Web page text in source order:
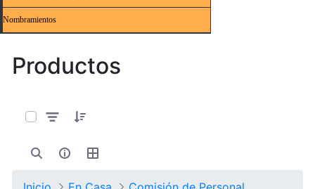
Nombramientos
Productos